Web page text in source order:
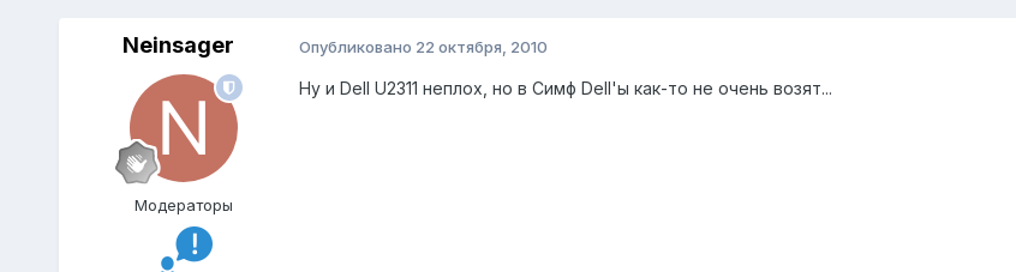
Neinsager
Модераторы
Опубликовано 22 октября, 2010
Ну и Dell U2311 неплох, но в Симф Dell'ы как-то не очень возят...